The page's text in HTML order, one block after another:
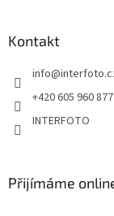
Kontakt
info@
+420 605 960 877
INTERFOTO
Přijímáme